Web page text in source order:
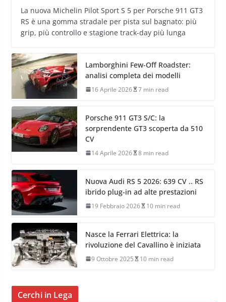
La nuova Michelin Pilot Sport S 5 per Porsche 911 GT3
RS è una gomma stradale per pista sul bagnato: più
grip, più controllo e stagione track-day più lunga
Lamborghini Few-Off Roadster:
analisi completa dei modelli
16 Aprile 2026 7 min read
Porsche 911 GT3 S/C: la
sorprendente GT3 scoperta da 510
CV
14 Aprile 2026 8 min read
Nuova Audi RS 5 2026: 639 CV .. RS
ibrido plug-in ad alte prestazioni
19 Febbraio 2026 10 min read
Nasce la Ferrari Elettrica: la
rivoluzione del Cavallino è iniziata
9 Ottobre 2025 10 min read
Cerchi in Lega